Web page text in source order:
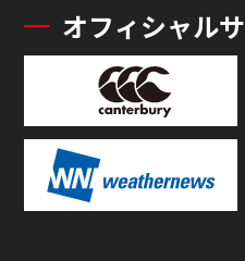
オフィシャル